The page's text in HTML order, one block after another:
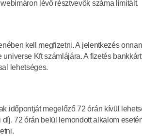
lévő résztvevők száma limitált.
kell megfizetni. A jelentkezés
Kft számlájára. A fizetés
lehetséges.
időpontját megelőző 72 órán kívül
72 órán belül lemondott alkalom esetén